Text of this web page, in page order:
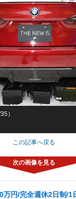
）
この記事へ戻る
万円/完全週休2日制/1